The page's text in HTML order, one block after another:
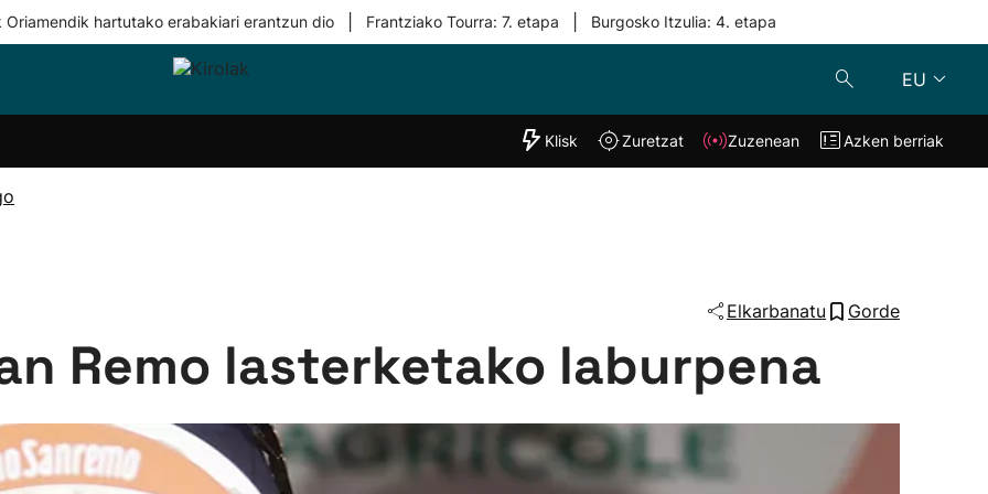
Oriamendik hartutako erabakiari erantzun dio Frantziako Tourra: 7. etapa Burgosko Itzulia: 4. etapa
EU
Taldeak
"Helmuga"
Klisk Zuzenean
Klisk Zuretzat Zuzenean Azken berriak
Elkarbanatu Gorde
Remo lasterketako laburpena